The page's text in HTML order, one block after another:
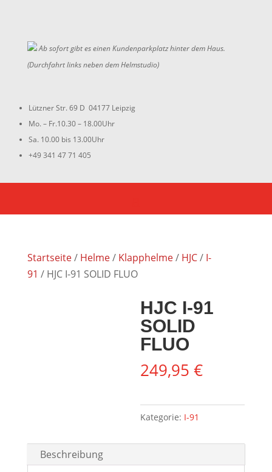
Ab sofort gibt es einen Kundenparkplatz hinter dem Haus.
(Durchfahrt links neben dem Helmstudio)
Lützner Str. 69 D 04177 Leipzig
Mo. – Fr.10.30 – 18.00Uhr
Sa. 10.00 bis 13.00Uhr
+49 341 47 71 405
Startseite/ Helme/ Klapphelme/ HJC/ I-
91 / HJC I-91 SOLID FLUO
HJC I-91
SOLID
FLUO
249,95€
Kategorie: I-91
Beschreibung